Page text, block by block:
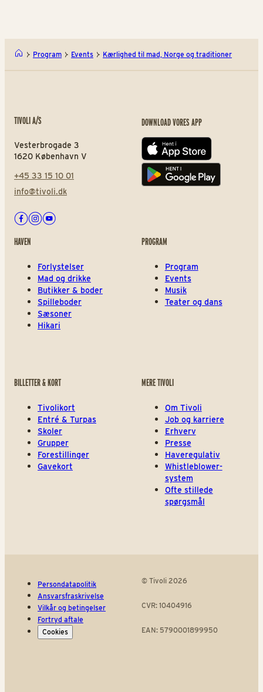
Program Events Kærlighed til mad, Norge og traditioner
TIVOLI A/S
Vesterbrogade 3
1620 København V
+45 33 15 10 01
info@tivoli.dk
Facebook
Instagram
Youtube
DOWNLOAD VORES APP
App store
Play store
HAVEN
Forlystelser
Mad og drikke
Butikker & boder
Spilleboder
Sæsoner
Hikari
PROGRAM
Program
Events
Musik
Teater og dans
BILLETTER & KORT
Tivolikort
Entré & Turpas
Skoler
Grupper
Forestillinger
Gavekort
MERE TIVOLI
Om Tivoli
Job og karriere
Erhverv
Presse
Haveregulativ
Whistleblower-
system
Ofte stillede
spørgsmål
Persondatapolitik
Ansvarsfraskrivelse
Vilkår og betingelser
Fortryd aftale
Cookies
© Tivoli 2026
CVR: 10404916
EAN: 5790001899950